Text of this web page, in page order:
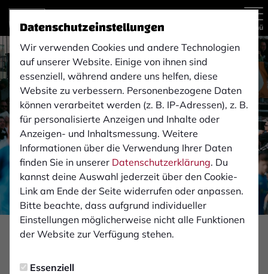
Datenschutzeinstellungen
Wir verwenden Cookies und andere Technologien
auf unserer Website. Einige von ihnen sind
essenziell, während andere uns helfen, diese
Website zu verbessern. Personenbezogene Daten
können verarbeitet werden (z. B. IP-Adressen), z. B.
für personalisierte Anzeigen und Inhalte oder
Anzeigen- und Inhaltsmessung. Weitere
Informationen über die Verwendung Ihrer Daten
finden Sie in unserer Datenschutzerklärung. Du
kannst deine Auswahl jederzeit über den Cookie-
Link am Ende der Seite widerrufen oder anpassen.
Bitte beachte, dass aufgrund individueller
Einstellungen möglicherweise nicht alle Funktionen
der Website zur Verfügung stehen.
Essenziell
Menü
Foto: Monika Gajdzik
Freitag, 28.02.2025 07:00 Uhr